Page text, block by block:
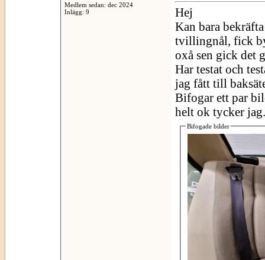
Medlem sedan: dec 2024
Inlägg: 9
Hej
Kan bara
tvillingnål, fick
oxå sen gick det
Har testat och
jag fått till
Bifogar ett par
helt ok tycker jag.
Bifogade bilder